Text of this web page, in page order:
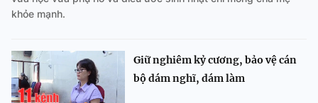
khỏe mạnh.
Giữ nghiêm kỷ cương, bảo vệ cán
bộ dám nghĩ, dám làm